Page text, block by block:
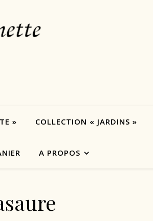
» COLLECTION « JARDINS »
A PROPOS